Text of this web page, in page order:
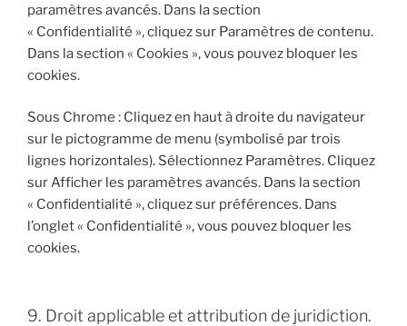
paramètres avancés. Dans la section
« Confidentialité », cliquez sur Paramètres de contenu.
Dans la section « Cookies », vous pouvez bloquer les
cookies.
Sous Chrome : Cliquez en haut à droite du navigateur
sur le pictogramme de menu (symbolisé par trois
lignes horizontales). Sélectionnez Paramètres. Cliquez
sur Afficher les paramètres avancés. Dans la section
« Confidentialité », cliquez sur préférences. Dans
l’onglet « Confidentialité », vous pouvez bloquer les
cookies.
9. Droit applicable et attribution de juridiction.